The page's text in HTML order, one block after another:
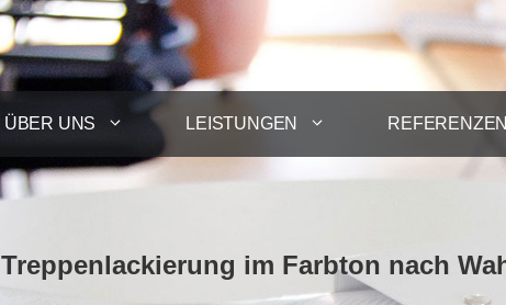
ÜBER UNS LEISTUNGEN
Treppenlackierung im Farbton nach